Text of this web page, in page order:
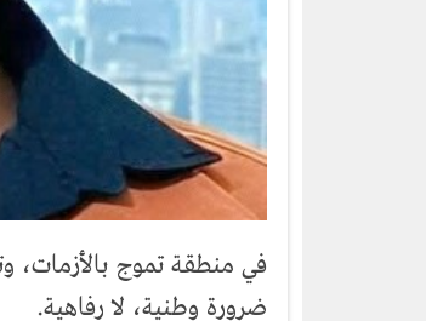
في منطقة تموج بالأزمات،
ضرورة وطنية، لا رفاهية.